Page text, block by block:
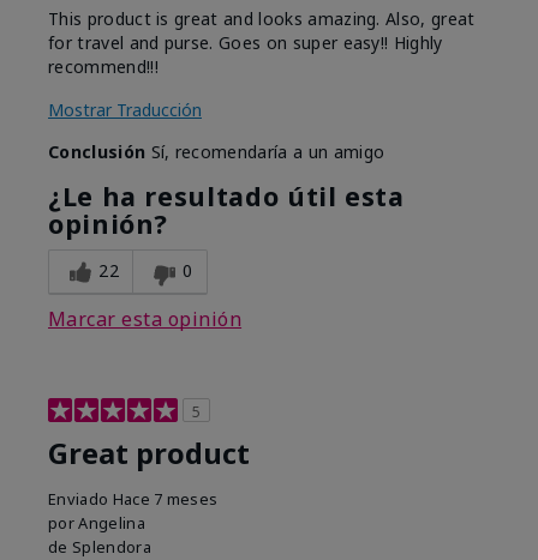
This product is great and looks amazing. Also, great
for travel and purse. Goes on super easy!! Highly
recommend!!!
Mostrar Traducción
Conclusión Sí, recomendaría a un amigo
¿Le ha resultado útil esta
opinión?
22 0
Marcar esta opinión
5
Great product
Enviado Hace 7 meses
porAngelina
de Splendora